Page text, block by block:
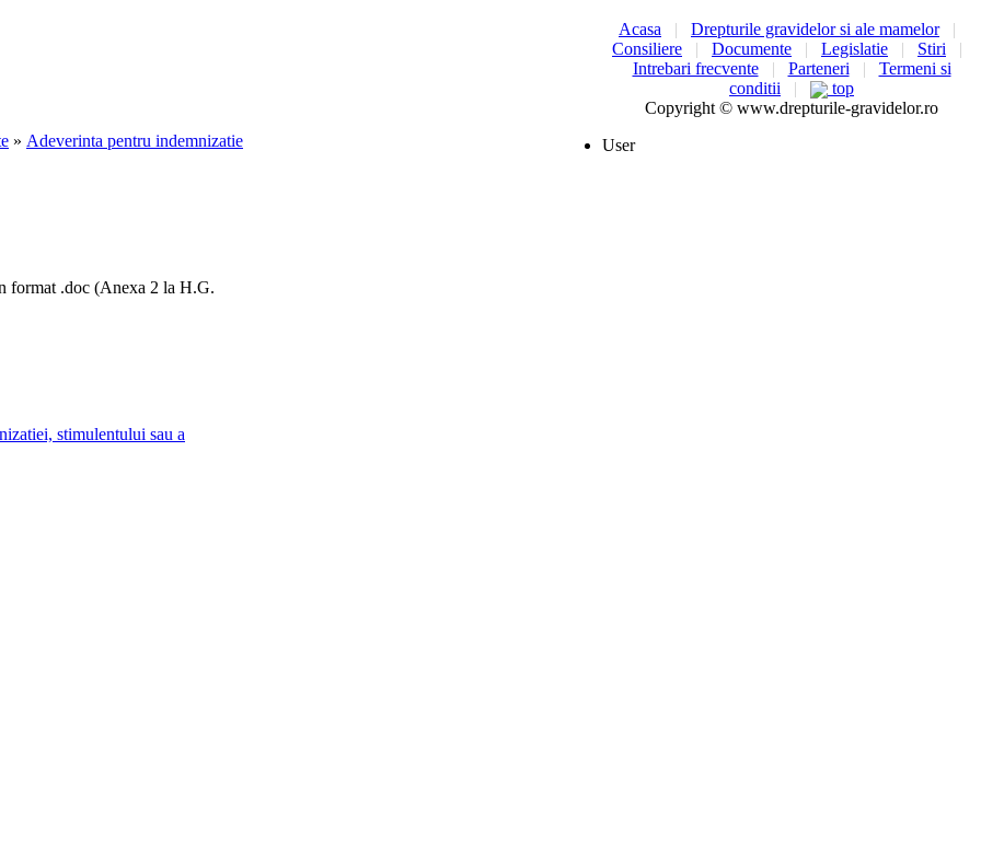
» Adeverinta pentru indemnizatie
format .doc (Anexa 2 la H.G.
stimulentului sau a
Acasa | Drepturile gravidelor si ale mamelor|
Consiliere | Documente | Legislatie | Stiri |
Intrebari frecvente| Parteneri | Termeni si
conditii |
top
Copyright © www.drepturile-gravidelor.ro
User